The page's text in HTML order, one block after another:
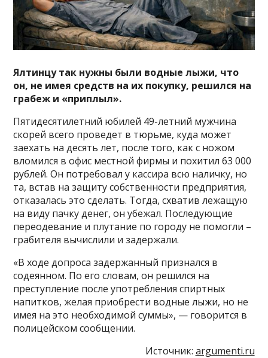
Ялтинцу так нужны были водные лыжи, что
он, не имея средств на их покупку, решился на
грабеж и «приплыл».
Пятидесятилетний юбилей 49-летний мужчина
скорей всего проведет в тюрьме, куда может
заехать на десять лет, после того, как с ножом
вломился в офис местной фирмы и похитил 63 000
рублей. Он потребовал у кассира всю наличку, но
та, встав на защиту собственности предприятия,
отказалась это сделать. Тогда, схватив лежащую
на виду пачку денег, он убежал. Последующие
переодевание и плутание по городу не помогли –
грабителя вычислили и задержали.
«В ходе допроса задержанный признался в
содеянном. По его словам, он решился на
преступление после употребления спиртных
напитков, желая приобрести водные лыжи, но не
имея на это необходимой суммы», — говорится в
полицейском сообщении.
Источник: argumenti.ru